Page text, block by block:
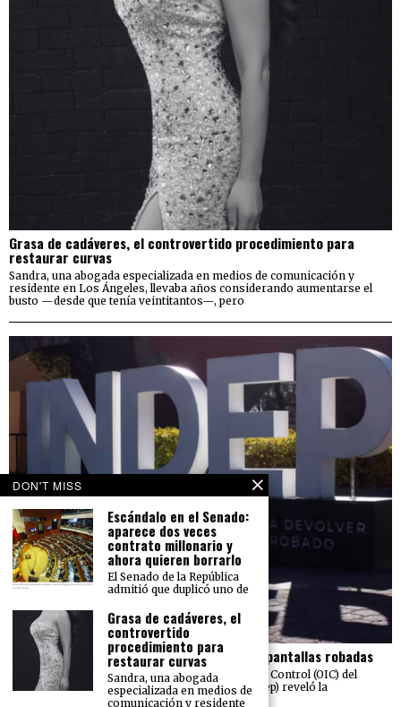
Grasa de cadáveres, el controvertido procedimiento para
restaurar curvas
Sandra, una abogada especializada en medios de comunicación y
residente en Los Ángeles, llevaba años considerando aumentarse el
busto —desde que tenía veintitantos—, pero
El Indep pierde más de 23 mdp en carros y pantallas robadas
Una auditoría realizada por el Órgano Interno de Control (OIC) del
Instituto para Devolver al Pueblo lo Robado (Indep) reveló la
DON'T MISS
Escándalo en el Senado:
aparece dos veces
contrato millonario y
ahora quieren borrarlo
El Senado de la República
admitió que duplicó uno de
Grasa de cadáveres, el
controvertido
procedimiento para
restaurar curvas
Sandra, una abogada
especializada en medios de
comunicación y residente